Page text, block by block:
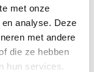
met onze
analyse. Deze
met andere
die ze hebben
hun services.